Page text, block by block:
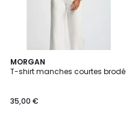
MORGAN
T-shirt manches courtes brodé
35,00 €
4
/
2
Couleurs